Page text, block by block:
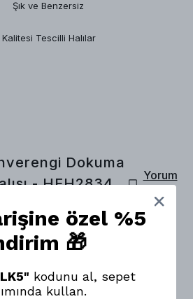
Şık ve Benzersiz
Kalitesi Tescilli Halılar
Dokuma
- HFH2834
Yorum
özel %5
🎁
kodunu al, sepet
kullan.